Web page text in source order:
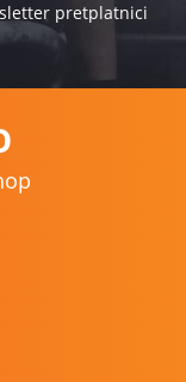
pretplatnici